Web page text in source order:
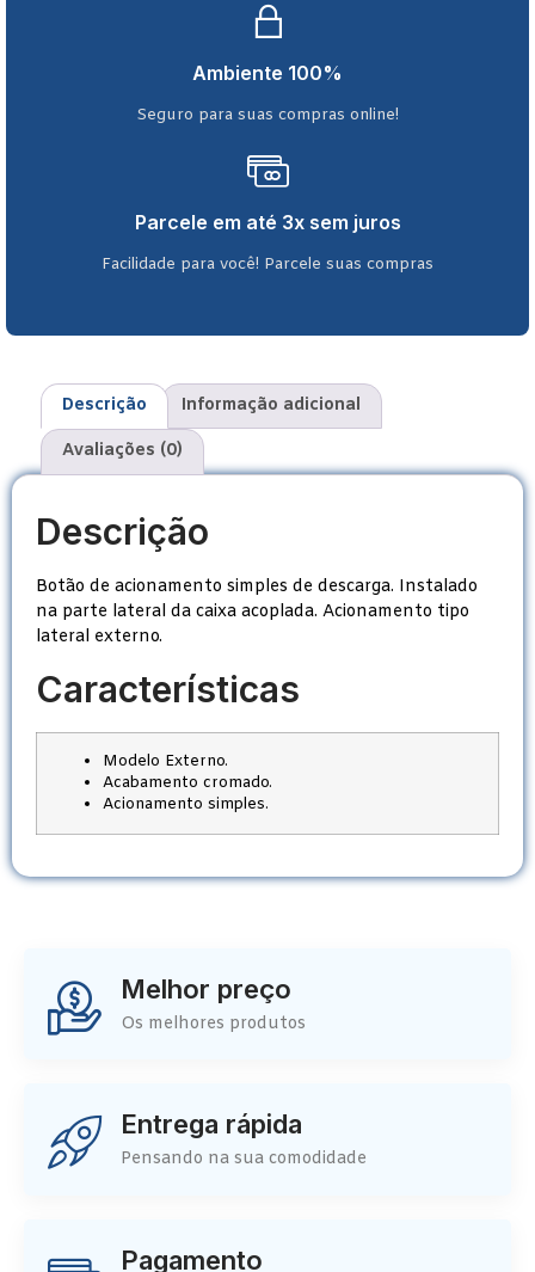
Ambiente 100%
Seguro para suas compras online!
Parcele em até 3x sem juros
Facilidade para você! Parcele suas compras
Descrição Informação adicional
Avaliações (0)
Descrição
Botão de acionamento simples de descarga. Instalado
na parte lateral da caixa acoplada. Acionamento tipo
lateral externo.
Características
Modelo Externo.
Acabamento cromado.
Acionamento simples.
Melhor preço
Os melhores produtos
Entrega rápida
Pensando na sua comodidade
Pagamento